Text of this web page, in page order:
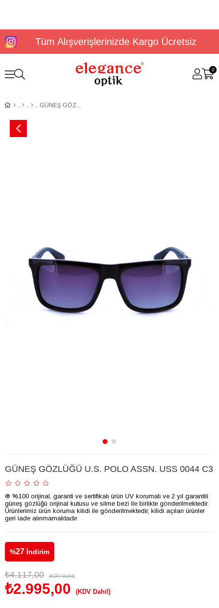
Tüm Alışverişlerinizde Kargo Ücretsiz
0
GÜNEŞ GÖZLÜĞÜ U.S. POLO ASSN. USS 0044 C3
GÜNEŞ GÖZLÜĞÜ U.S. POLO ASSN. USS 0044 C3
® %100 orijinal, garanti ve sertifikalı ürün UV korumalı ve 2 yıl garantili
güneş gözlüğü orijinal kutusu ve silme bezi ile birlikte gönderilmektedir.
Ürünlerimiz ürün koruma kilidi ile gönderilmektedir, kilidi açılan ürünler
geri iade alınmamaktadır.
%27 İndirim
₺4.117,00 (KDV Dahil)
₺2.995,00 (KDV Dahil)